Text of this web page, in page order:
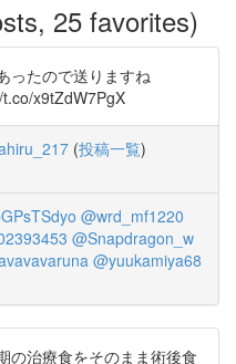
25 favorites)
ったので送りますね
x9tZdW7PgX
(投稿一覧)
@wrd_mf1220
@Snapdragon_w
@yuukamiya68
の治療食をそのまま術後食